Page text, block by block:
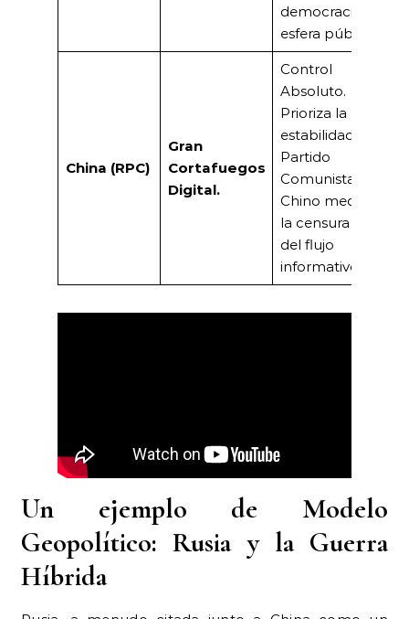
democracia y la
esfera pública.
China (RPC)
Gran
Cortafuegos
Digital.
Control
Absoluto.
Prioriza la
estabilidad del
Partido
Comunista
Chino mediante
la censura total
del flujo
informativo.
Un ejemplo de Modelo
Geopolítico: Rusia y la Guerra
Híbrida